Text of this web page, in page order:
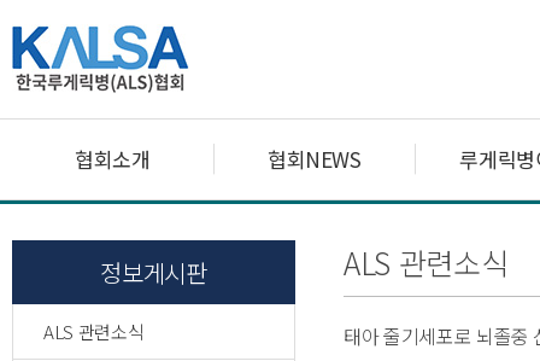
협회소개 협회NEWS 루게릭
정보게시판
ALS 관련소식
ALS 관련소식
태아 줄기세포로 뇌졸중